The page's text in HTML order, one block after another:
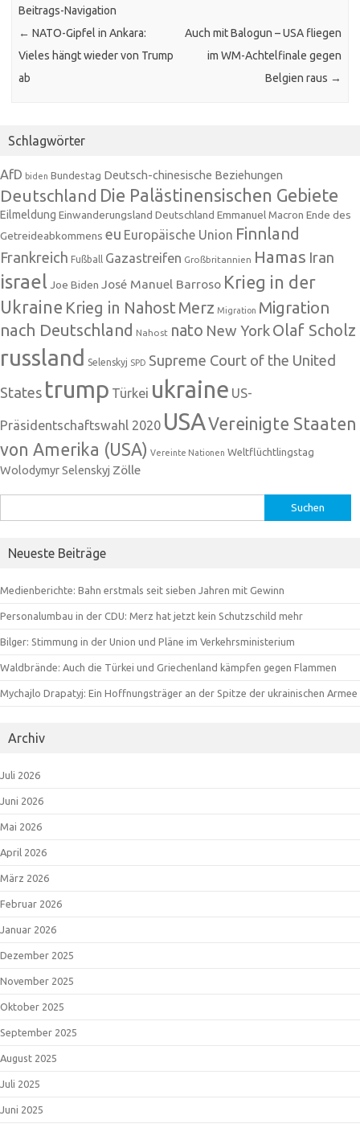
Beitrags-Navigation
← NATO-Gipfel in Ankara:
Vieles hängt wieder von Trump
ab
Auch mit Balogun – USA fliegen
im WM-Achtelfinale gegen
Belgien raus →
Schlagwörter
AfD biden Bundestag Deutsch-chinesische Beziehungen
Deutschland Die Palästinensischen Gebiete
Eilmeldung Einwanderungsland Deutschland Emmanuel Macron Ende des
Getreideabkommens eu Europäische Union Finnland
Frankreich Fußball Gazastreifen Großbritannien Hamas Iran
israel Joe Biden José Manuel Barroso Krieg in der
Ukraine Krieg in NahostMerz Migration Migration
nach Deutschland Nahost nato New YorkOlaf Scholz
russland Selenskyj SPD Supreme Court of the United
States trump Türkei ukraine US-
Präsidentschaftswahl 2020 USAVereinigte Staaten
von Amerika (USA) Vereinte Nationen Weltflüchtlingstag
Wolodymyr Selenskyj Zölle
nach:
Neueste Beiträge
Medienberichte: Bahn erstmals seit sieben Jahren mit Gewinn
Personalumbau in der CDU: Merz hat jetzt kein Schutzschild mehr
Bilger: Stimmung in der Union und Pläne im Verkehrsministerium
Waldbrände: Auch die Türkei und Griechenland kämpfen gegen Flammen
Mychajlo Drapatyj: Ein Hoffnungsträger an der Spitze der ukrainischen Armee
Archiv
Juli 2026
Juni 2026
Mai 2026
April 2026
März 2026
Februar 2026
Januar 2026
Dezember 2025
November 2025
Oktober 2025
September 2025
August 2025
Juli 2025
Juni 2025